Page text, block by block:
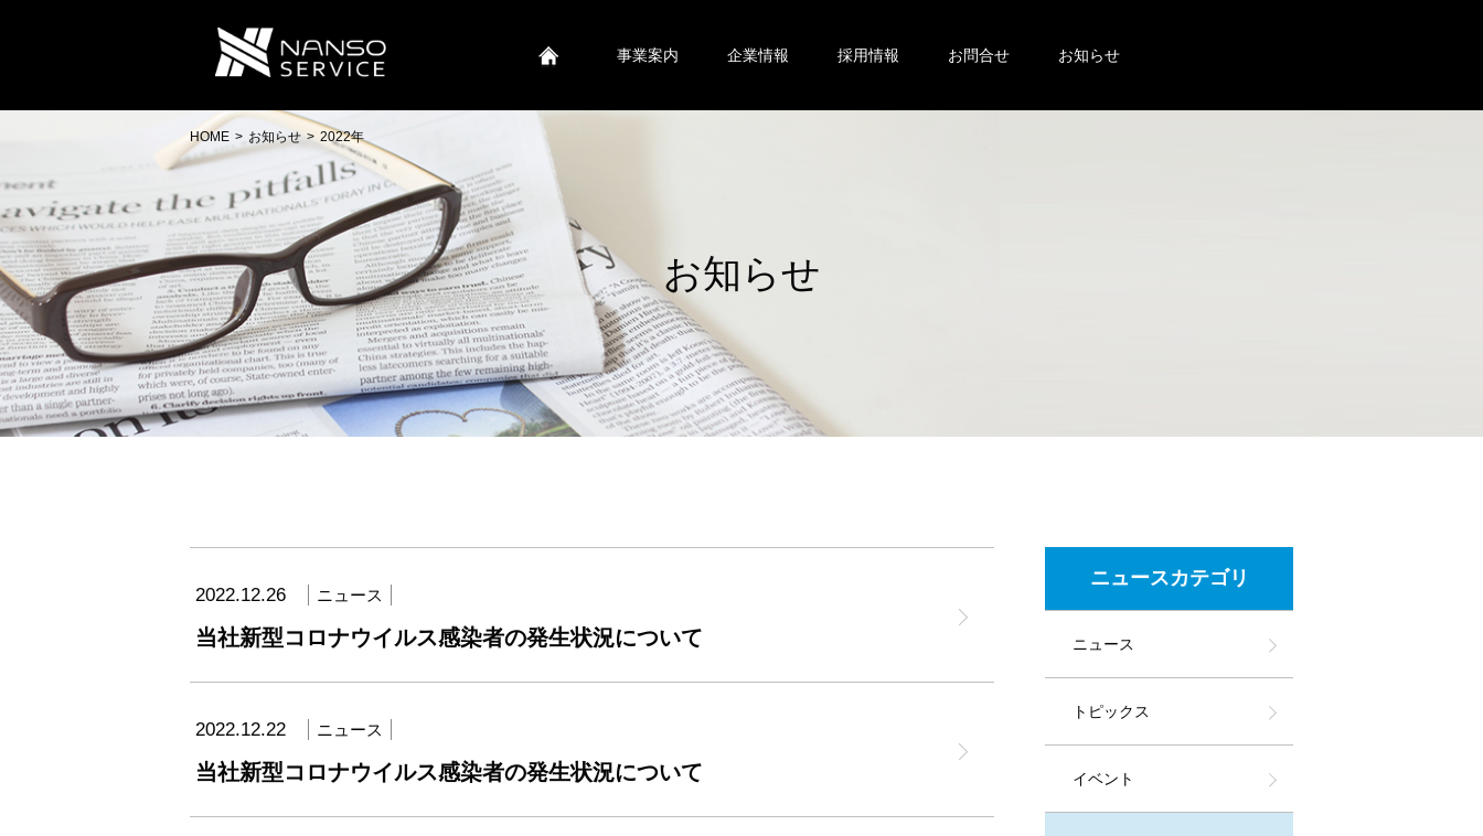
南双サービス株式会社事業案内 企業情報 採用情報 お問合せ お知らせ
HOME お知らせ 2022年
お知らせ
2022.12.26 ニュース
当社新型コロナウイルス感染者の発生状況について
2022.12.22 ニュース
当社新型コロナウイルス感染者の発生状況について
ニュースカテゴリ
ニュース
トピックス
イベント